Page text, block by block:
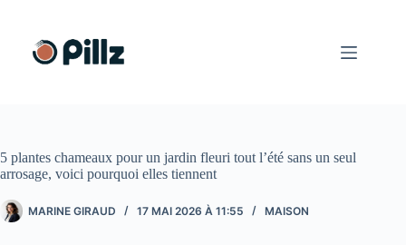
contenu
5 plantes chameaux pour un jardin fleuri tout l’été sans un seul
arrosage, voici pourquoi elles tiennent
MARINE GIRAUD 17 MAI 2026 À 11:55 MAISON